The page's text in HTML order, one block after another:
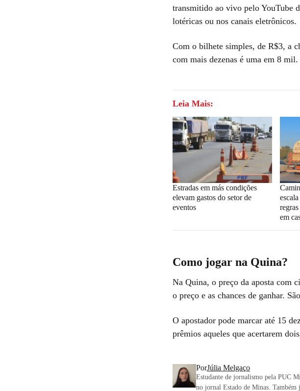
transmitido ao vivo pelo YouTube
lotéricas ou nos canais eletrônicos.
Com o bilhete simples, de R$3, a
com mais dezenas é uma em 8 mil.
Leia Mais:
Estradas em más condições
elevam gastos do setor de
eventos
em
Como jogar na Quina?
Na Quina, o preço da aposta com
o preço e as chances de ganhar.
O apostador pode marcar até 15
prêmios aqueles que acertarem
PorJúlia Melgaço
Estudante de jornalismo pela PUC
no jornal Estado de Minas.